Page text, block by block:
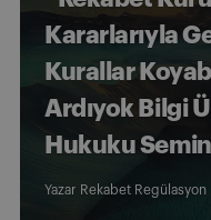
Kararlarıyla
Kurallar
Ardıyok Bilgi
Hukuku
Yazar Rekabet Regülasyon